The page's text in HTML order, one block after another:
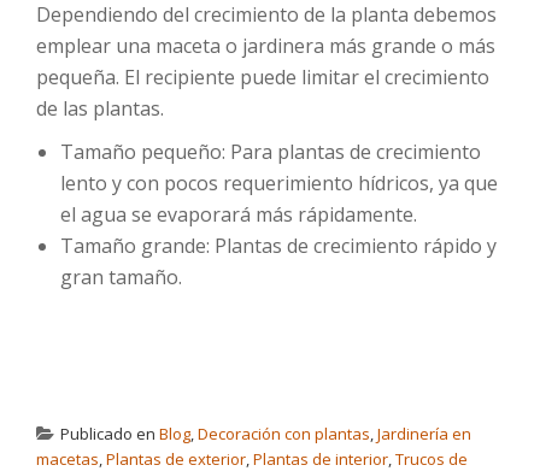
Dependiendo del crecimiento de la planta debemos
emplear una maceta o jardinera más grande o más
pequeña. El recipiente puede limitar el crecimiento
de las plantas.
Tamaño pequeño: Para plantas de crecimiento
lento y con pocos requerimiento hídricos, ya que
el agua se evaporará más rápidamente.
Tamaño grande: Plantas de crecimiento rápido y
gran tamaño.
Publicado en Blog,Decoración con plantas,Jardinería en
macetas,Plantas de exterior,Plantas de interior,Trucos de